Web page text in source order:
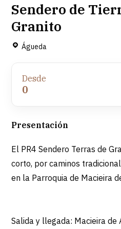
Sendero de
Granito
Águeda
Desde
0
Presentación
El PR4 Sendero Terras de
corto, por caminos
en la Parroquia de Macieira
Salida y llegada: Macieira